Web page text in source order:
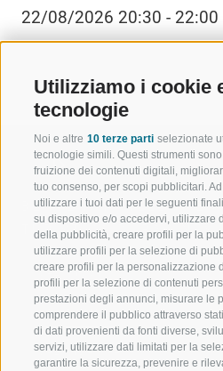
Utilizziamo i cookie
tecnologie
Noi e altre 10 terze parti selezionate
tecnologie simili. Questi strumenti
fruizione dei contenuti digitali,
tuo consenso, per scopi pubblicitari.
utilizzare i tuoi dati per le seguenti
su dispositivo e/o accedervi, utilizzare
della pubblicità, creare profili per la
utilizzare profili per la selezione di
creare profili per la personalizzazione
profili per la selezione di contenuti
prestazioni degli annunci, misurare le
comprendere il pubblico attraverso
di dati provenienti da fonti diverse,
servizi, utilizzare dati limitati per la
garantire la sicurezza, prevenire e
22/08/2026 20:30 - 22:00
BENVENUTI NELLA
TURISTICA DI RACINES
VAL GIOVO
VAL RACINES
VAL RIDANNA